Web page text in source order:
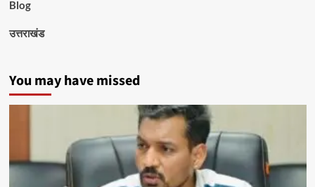
Blog
उत्तराखंड
You may have missed